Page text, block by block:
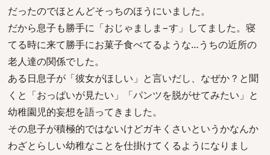
だったのでほとんどそっちのほうにいました。
だから息子も勝手に「おじゃましま−す」してました。寝
てる時に来て勝手にお菓子食べてるような…うちの近所の
老人達の関係でした。
ある日息子が「彼女がほしい」と言いだし、なぜか？と聞
くと「おっぱいが見たい」「パンツを脱がせてみたい」と
幼稚園児的妄想を語ってきました。
その息子が積極的ではないけどガキくさいというかなんか
わざとらしい幼稚なことを仕掛けてくるようになりまし